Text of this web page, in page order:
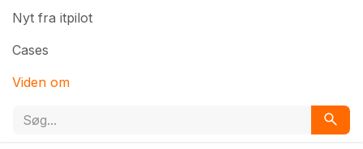
Nyt fra itpilot
Cases
Viden om